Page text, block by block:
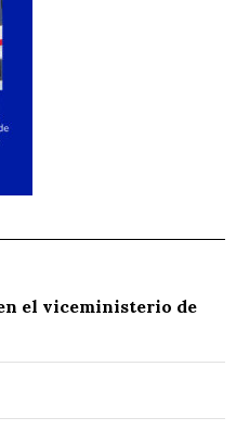
el viceministerio de